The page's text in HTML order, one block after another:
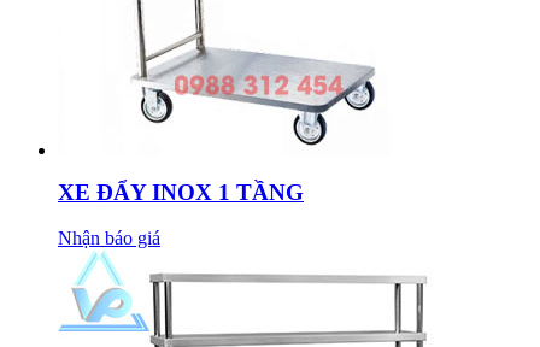
XE ĐẨY INOX 1 TẦNG
Nhận báo giá